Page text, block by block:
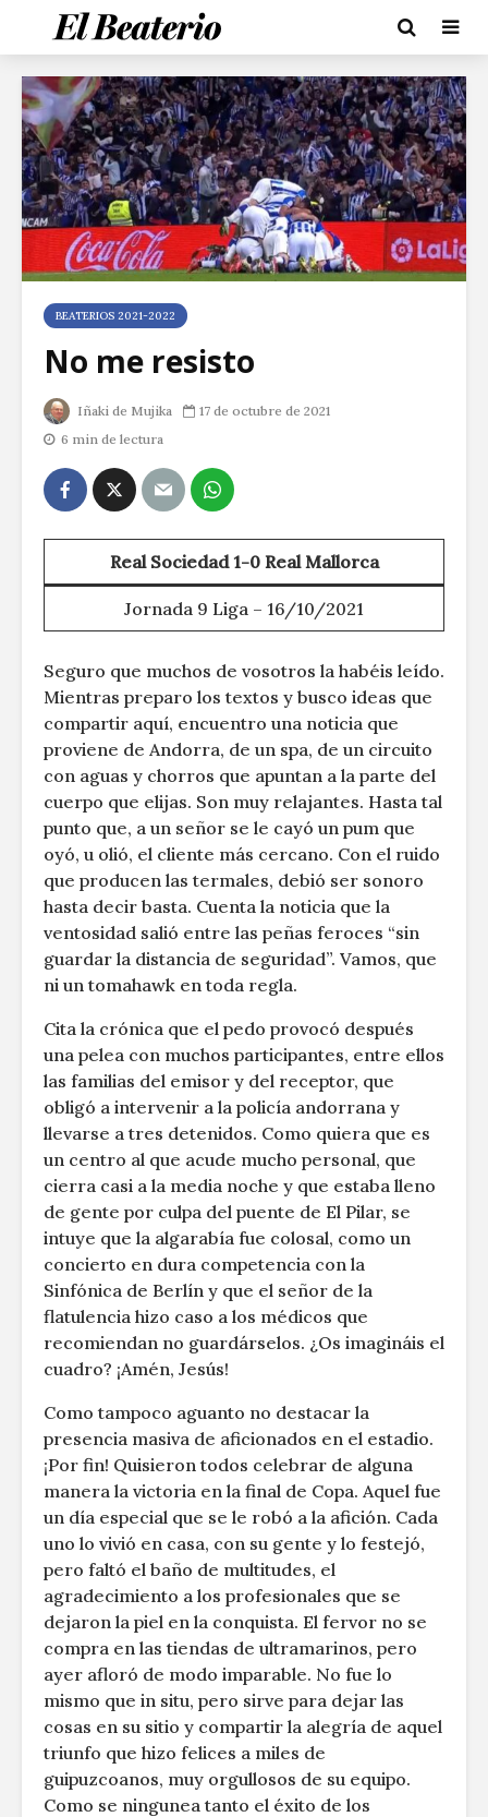
BEATERIOS 2021-2022
No me resisto
Iñaki de Mujika
17 de octubre de 2021
6 min de lectura
Real Sociedad 1-0 Real Mallorca
Jornada 9 Liga – 16/10/2021
Seguro que muchos de vosotros la habéis leído.
Mientras preparo los textos y busco ideas que
compartir aquí, encuentro una noticia que
proviene de Andorra, de un spa, de un circuito
con aguas y chorros que apuntan a la parte del
cuerpo que elijas. Son muy relajantes. Hasta tal
punto que, a un señor se le cayó un pum que
oyó, u olió, el cliente más cercano. Con el ruido
que producen las termales, debió ser sonoro
hasta decir basta. Cuenta la noticia que la
ventosidad salió entre las peñas feroces “sin
guardar la distancia de seguridad”. Vamos, que
ni un tomahawk en toda regla.
Cita la crónica que el pedo provocó después
una pelea con muchos participantes, entre ellos
las familias del emisor y del receptor, que
obligó a intervenir a la policía andorrana y
llevarse a tres detenidos. Como quiera que es
un centro al que acude mucho personal, que
cierra casi a la media noche y que estaba lleno
de gente por culpa del puente de El Pilar, se
intuye que la algarabía fue colosal, como un
concierto en dura competencia con la
Sinfónica de Berlín y que el señor de la
flatulencia hizo caso a los médicos que
recomiendan no guardárselos. ¿Os imagináis el
cuadro? ¡Amén, Jesús!
Como tampoco aguanto no destacar la
presencia masiva de aficionados en el estadio.
¡Por fin! Quisieron todos celebrar de alguna
manera la victoria en la final de Copa. Aquel fue
un día especial que se le robó a la afición. Cada
uno lo vivió en casa, con su gente y lo festejó,
pero faltó el baño de multitudes, el
agradecimiento a los profesionales que se
dejaron la piel en la conquista. El fervor no se
compra en las tiendas de ultramarinos, pero
ayer afloró de modo imparable. No fue lo
mismo que in situ, pero sirve para dejar las
cosas en su sitio y compartir la alegría de aquel
triunfo que hizo felices a miles de
guipuzcoanos, muy orgullosos de su equipo.
Como se ningunea tanto el éxito de los